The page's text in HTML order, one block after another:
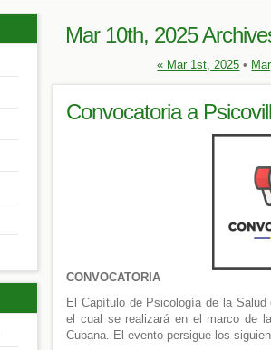
Mar 10th, 2025
« Mar 1st, 2025 •
Convocatoria a
CONVOCATORIA
El Capítulo de Psicología de la
el cual se realizará en el marco de
Cubana. El evento persigue los